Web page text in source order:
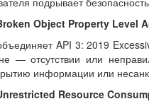
Object Property Level
API 3: 2019
— отсутствии или
информации или
Resource